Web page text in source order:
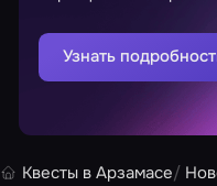
Узнать
Квесты в Арзамасе